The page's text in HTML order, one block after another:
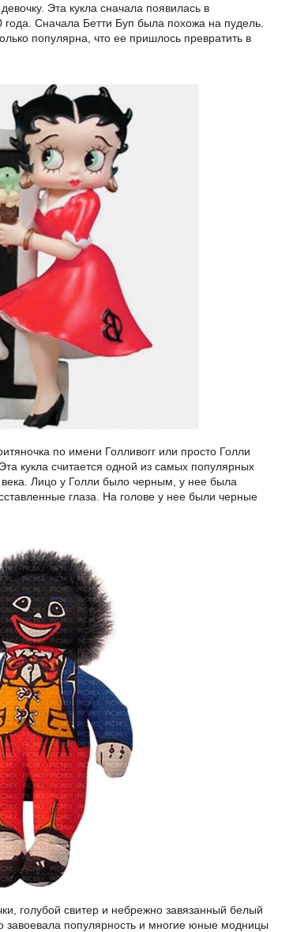
Эта кукла сначала появилась в
Сначала Бетти Буп была похожа на пудель.
популярна, что ее пришлось превратить в
по имени Голливогг или просто Голли
кукла считается одной из самых популярных
Лицо у Голли было черным, у нее была
глаза. На голове у нее были черные
голубой свитер и небрежно завязанный белый
популярность и многие юные модницы